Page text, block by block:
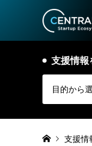
支援情報
目的から
支援情